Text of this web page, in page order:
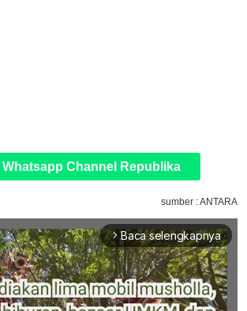
Whatsapp Channel Republika
sumber : ANTARA
arrow_forward_ios Baca selengkapnya